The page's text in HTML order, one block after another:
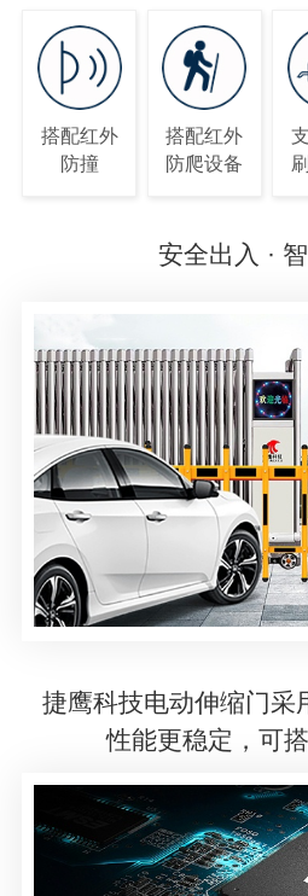
搭配红外
防撞
搭配红外
防爬设备
安全出入 ·
捷鹰科技电动伸缩门采
性能更稳定，可